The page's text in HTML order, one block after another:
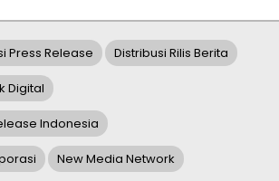
Press Release Distribusi Rilis Berita
Digital
Indonesia
New Media Network